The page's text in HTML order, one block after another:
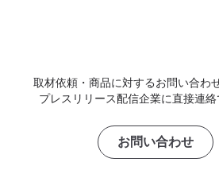
取材依頼・商品に対するお問い合わ
プレスリリース配信企業に直接連絡
お問い合わせ